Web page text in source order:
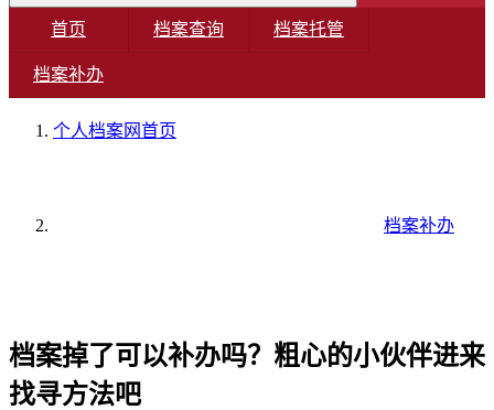
首页 档案查询 档案托管
档案补办
个人档案网首页
档案补办
档案掉了可以补办吗？粗心的小伙伴进来
找寻方法吧